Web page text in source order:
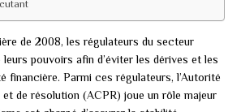
de 2008, les régulateurs du secteur
pouvoirs afin d’éviter les dérives et les
financière. Parmi ces régulateurs, l’Autorité
de résolution (ACPR) joue un rôle majeur